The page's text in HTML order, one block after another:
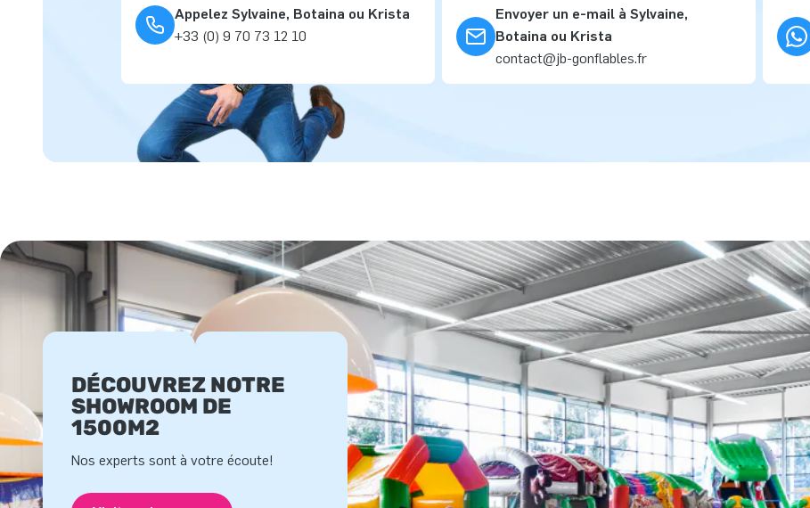
Appelez Sylvaine, Botaina ou Krista
+33 (0) 9 70 73 12 10
Envoyer un e-mail à Sylvaine,
Botaina ou Krista
contact@jb-gonflables.fr
DÉCOUVREZ NOTRE
SHOWROOM DE
1500M2
Nos experts sont à votre écoute!